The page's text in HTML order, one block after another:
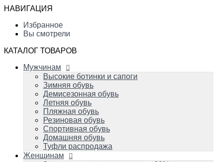
Летняя обувь
Пляжная обувь
Резиновая обувь
Спортивная обувь
Домашняя обувь
Туфли распродажа
Зимние сапоги со скидками от 20%
Зимняя обувь
Демисезонная обувь
Летняя обувь
Вечерняя и свадебная обувь
Пляжная обувь
Резиновая обувь
Домашняя обувь
Спортивная обувь
Детям
Успейте купить!
НАВИГАЦИЯ
Избранное
Вы смотрели
КАТАЛОГ ТОВАРОВ
Мужчинам
Высокие ботинки и сапоги
Зимняя обувь
Демисезонная обувь
Летняя обувь
Пляжная обувь
Резиновая обувь
Спортивная обувь
Домашняя обувь
Туфли распродажа
Женщинам